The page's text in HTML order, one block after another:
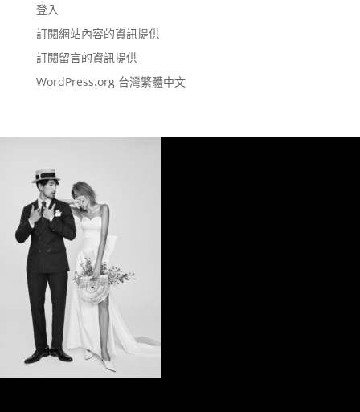
登入
訂閱網站內容的資訊提供
訂閱留言的資訊提供
WordPress.org 台灣繁體中文